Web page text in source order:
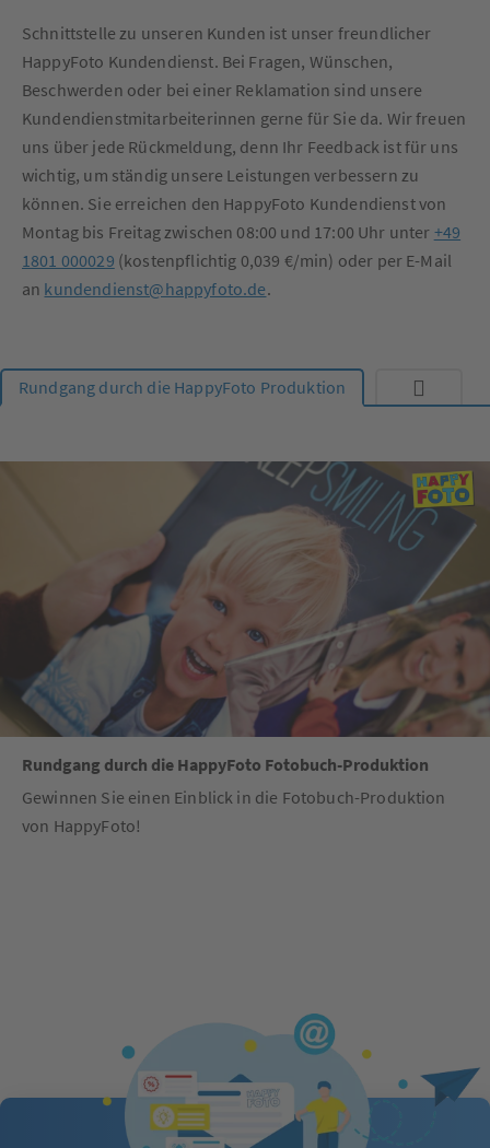
Schnittstelle zu unseren Kunden ist unser freundlicher
HappyFoto Kundendienst. Bei Fragen, Wünschen,
Beschwerden oder bei einer Reklamation sind unsere
Kundendienstmitarbeiterinnen gerne für Sie da. Wir freuen
uns über jede Rückmeldung, denn Ihr Feedback ist für uns
wichtig, um ständig unsere Leistungen verbessern zu
können. Sie erreichen den HappyFoto Kundendienst von
Montag bis Freitag zwischen 08:00 und 17:00 Uhr unter +49
1801 000029 (kostenpflichtig 0,039 €/min) oder per E-Mail
an kundendienst@happyfoto.de.
Rundgang durch die HappyFoto Produktion
Rundgang durch die HappyFoto Fotobuch-Produktion
Gewinnen Sie einen Einblick in die Fotobuch-Produktion
von HappyFoto!